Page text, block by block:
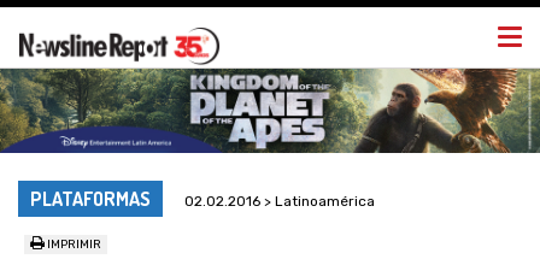
PLATAFORMAS 02.02.2016 > Latinoamérica
IMPRIMIR